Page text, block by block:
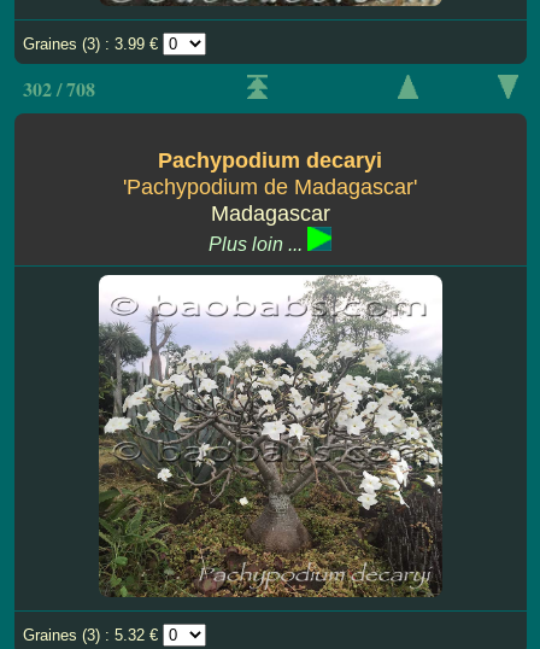
Graines (3) : 3.99 €
302 / 708
Pachypodium decaryi
'Pachypodium de Madagascar'
Madagascar
Plus loin ...
Graines (3) : 5.32 €